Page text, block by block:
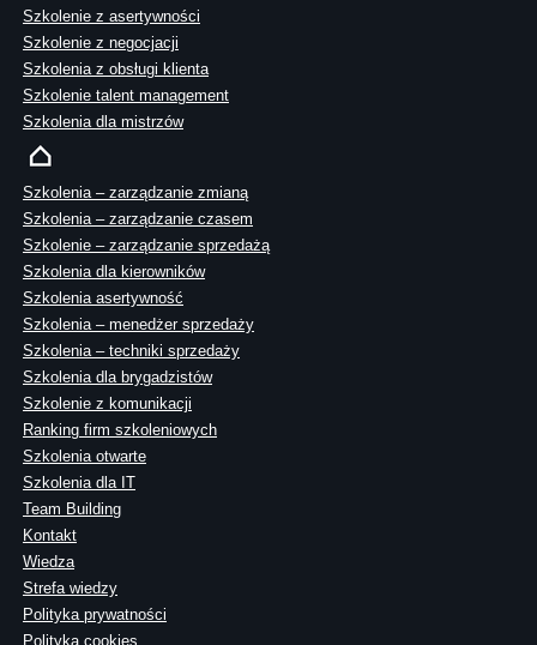
Szkolenie z asertywności
Szkolenie z negocjacji
Szkolenia z obsługi klienta
Szkolenie talent management
Szkolenia dla mistrzów
Szkolenia – zarządzanie zmianą
Szkolenia – zarządzanie czasem
Szkolenie – zarządzanie sprzedażą
Szkolenia dla kierowników
Szkolenia asertywność
Szkolenia – menedżer sprzedaży
Szkolenia – techniki sprzedaży
Szkolenia dla brygadzistów
Szkolenie z komunikacji
Ranking firm szkoleniowych
Szkolenia otwarte
Szkolenia dla IT
Team Building
Kontakt
Wiedza
Strefa wiedzy
Polityka prywatności
Polityka cookies